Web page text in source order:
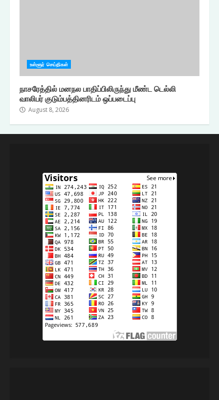
உள்ளூர் செய்திகள்
நாசரேத்தில் மனநல பாதிப்பிலிருந்து மீண்ட டெல்லி
வாலிபர் குடும்பத்தினரிடம் ஒப்படைப்பு
August 8, 2026